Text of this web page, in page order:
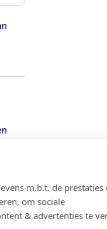
m.b.t. de prestaties
om sociale
& advertenties te